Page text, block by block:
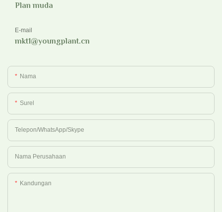
Plan muda
E-mail
mkt1@youngplant.cn
Nama
Surel
Telepon/WhatsApp/Skype
Nama Perusahaan
Kandungan